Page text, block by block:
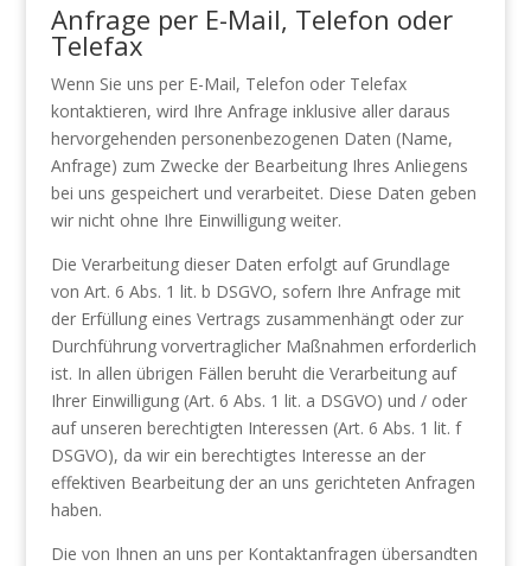
Anfrage per E-Mail, Telefon oder
Telefax
Wenn Sie uns per E-Mail, Telefon oder Telefax
kontaktieren, wird Ihre Anfrage inklusive aller daraus
hervorgehenden personenbezogenen Daten (Name,
Anfrage) zum Zwecke der Bearbeitung Ihres Anliegens
bei uns gespeichert und verarbeitet. Diese Daten geben
wir nicht ohne Ihre Einwilligung weiter.
Die Verarbeitung dieser Daten erfolgt auf Grundlage
von Art. 6 Abs. 1 lit. b DSGVO, sofern Ihre Anfrage mit
der Erfüllung eines Vertrags zusammenhängt oder zur
Durchführung vorvertraglicher Maßnahmen erforderlich
ist. In allen übrigen Fällen beruht die Verarbeitung auf
Ihrer Einwilligung (Art. 6 Abs. 1 lit. a DSGVO) und / oder
auf unseren berechtigten Interessen (Art. 6 Abs. 1 lit. f
DSGVO), da wir ein berechtigtes Interesse an der
effektiven Bearbeitung der an uns gerichteten Anfragen
haben.
Die von Ihnen an uns per Kontaktanfragen übersandten